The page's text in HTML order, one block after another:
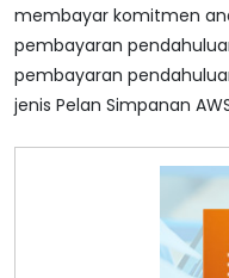
membayar komitmen
pembayaran
pembayaran
jenis Pelan Simpanan